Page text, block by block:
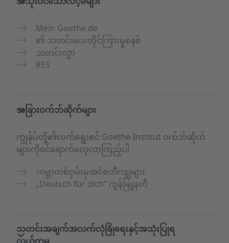
Mein Goethe.de
၏ သတင်းပေးတိုင်ကြားမှုစနစ်
သတင်းလွှာ
RSS
အခြားဝက်ဘ်ဆိုက်များ
ကျွန်ုပ်တို့၏လက်ရွေးစင် Goethe-Institut ဝက်ဘ်ဆိုက်
များကိုဝင်ရောက်လေ့လာကြည့်ပါ
ကမ္ဘာတစ်ဝှမ်းမှအင်စတီကျုများ
„Deutsch für dich“ ကွန်မြူနတီ
သတင်းအချက်အလက်လုံခြုံရေးနှင့်အသုံးပြုရ
လွယ်ကူမှု